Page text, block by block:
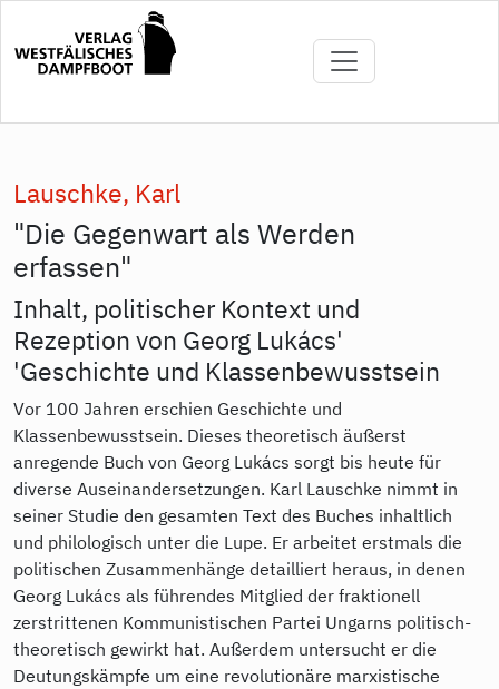
Inhalt
Lauschke, Karl
"Die Gegenwart als Werden
erfassen"
Inhalt, politischer Kontext und
Rezeption von Georg Lukács'
'Geschichte und Klassenbewusstsein
Vor 100 Jahren erschien Geschichte und
Klassenbewusstsein. Dieses theoretisch äußerst
anregende Buch von Georg Lukács sorgt bis heute für
diverse Auseinandersetzungen. Karl Lauschke nimmt in
seiner Studie den gesamten Text des Buches inhaltlich
und philologisch unter die Lupe. Er arbeitet erstmals die
politischen Zusammenhänge detailliert heraus, in denen
Georg Lukács als führendes Mitglied der fraktionell
zerstrittenen Kommunistischen Partei Ungarns politisch-
theoretisch gewirkt hat. Außerdem untersucht er die
Deutungskämpfe um eine revolutionäre marxistische